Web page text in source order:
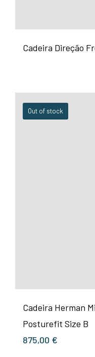
Cadeira Direção
Out of stock
Cadeira Herman
Posturefit Size B
875,00 €